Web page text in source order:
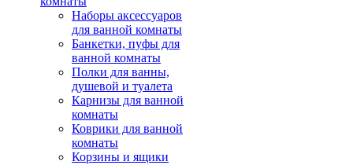
Наборы аксессуаров
для ванной комнаты
Банкетки, пуфы для
ванной комнаты
Полки для ванны,
душевой и туалета
Карнизы для ванной
комнаты
Коврики для ванной
комнаты
Корзины и ящики